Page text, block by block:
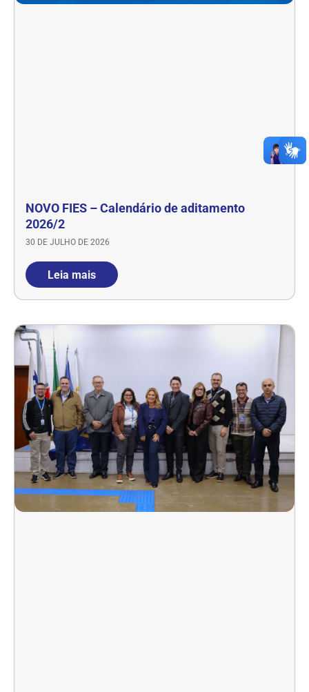
NOVO FIES – Calendário de aditamento
2026/2
30 DE JULHO DE 2026
Leia mais